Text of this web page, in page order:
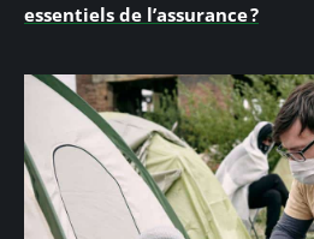
essentiels de l’assurance ?